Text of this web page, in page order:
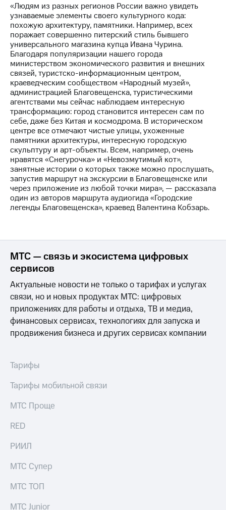
акций
Описание
Программа
приобретения
Порядок
выкупа
акций
Дивиденды
Рынок
облигаций
Описание
Еврооблигации-2023
Уведомление
о
погашении
именных
облигаций
Другое
Регистратор
На главную
«Людям из разных регионов России важно увидеть
узнаваемые элементы своего культурного кода:
похожую архитектуру, памятники. Например, всех
поражает совершенно питерский стиль бывшего
универсального магазина купца Ивана Чурина.
Благодаря популяризации нашего города
министерством экономического развития и внешних
связей, туристско-информационным центром,
краеведческим сообществом «Народный музей»,
администрацией Благовещенска, туристическими
агентствами мы сейчас наблюдаем интересную
трансформацию: город становится интересен сам по
себе, даже без Китая и космодрома. В историческом
центре все отмечают чистые улицы, ухоженные
памятники архитектуры, интересную городскую
скульптуру и арт-объекты. Всем, например, очень
нравятся «Снегурочка» и «Невозмутимый кот»,
занятные истории о которых также можно прослушать,
запустив маршрут на экскурсии в Благовещенске или
через приложение из любой точки мира», — рассказала
один из авторов маршрута аудиогида «Городские
легенды Благовещенска», краевед Валентина Кобзарь.
МТС — связь и экосистема цифровых
сервисов
Актуальные новости не только о тарифах и услугах
связи, но и новых продуктах МТС: цифровых
приложениях для работы и отдыха, ТВ и медиа,
финансовых сервисах, технологиях для запуска и
продвижения бизнеса и других сервисах компании
Тарифы
Тарифы мобильной связи
МТС Проще
RED
РИИЛ
МТС Супер
МТС ТОП
МТС Junior